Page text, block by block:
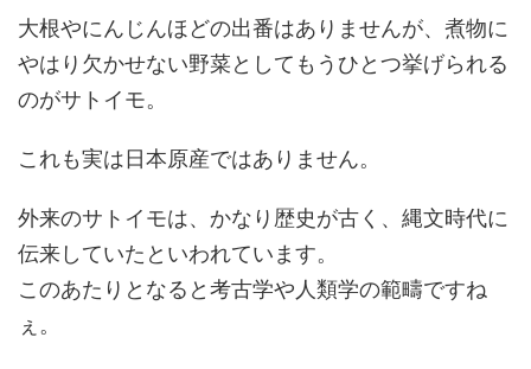
大根やにんじんほどの出番はありませんが、煮物に
やはり欠かせない野菜としてもうひとつ挙げられる
のがサトイモ。
これも実は日本原産ではありません。
外来のサトイモは、かなり歴史が古く、縄文時代に
伝来していたといわれています。
このあたりとなると考古学や人類学の範疇ですね
ぇ。